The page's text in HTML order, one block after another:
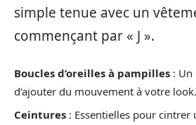
simple tenue avec un
commençant par « J ».
Boucles d’oreilles à pampilles : Un
d’ajouter du mouvement à votre look.
Ceintures : Essentielles pour